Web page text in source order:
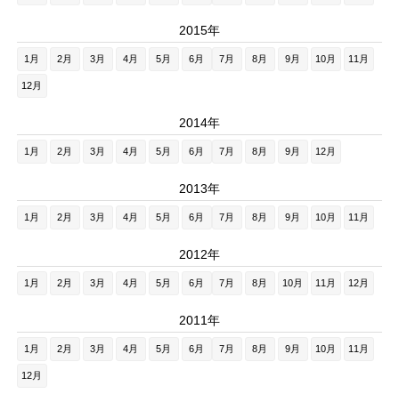
2015年
1月 2月 3月 4月 5月 6月 7月 8月 9月 10月 11月
12月
2014年
1月 2月 3月 4月 5月 6月 7月 8月 9月 12月
2013年
1月 2月 3月 4月 5月 6月 7月 8月 9月 10月 11月
2012年
1月 2月 3月 4月 5月 6月 7月 8月 10月 11月 12月
2011年
1月 2月 3月 4月 5月 6月 7月 8月 9月 10月 11月
12月